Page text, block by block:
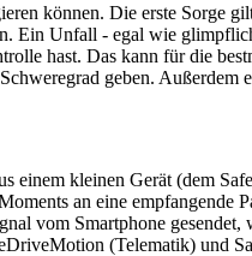
können. Die erste Sorge
Ein Unfall - egal wie
hast. Das kann für die
geben.
einem kleinen Gerät (dem
an eine
vom Smartphone
(Telematik) und